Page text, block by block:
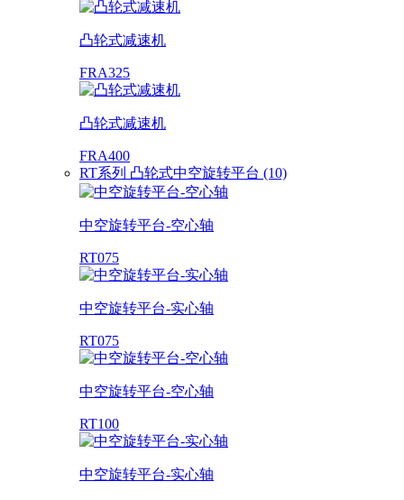
凸轮式减速机
FRA325
凸轮式减速机
FRA400
RT系列 凸轮式中空旋转平台 (10)
中空旋转平台-空心轴
RT075
中空旋转平台-实心轴
RT075
中空旋转平台-空心轴
RT100
中空旋转平台-实心轴